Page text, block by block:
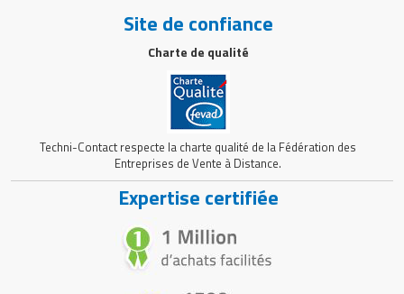
Site de confiance
Charte de qualité
Techni-Contact respecte la charte qualité de la Fédération des
Entreprises de Vente à Distance.
Expertise certifiée